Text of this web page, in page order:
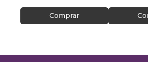
Comprar